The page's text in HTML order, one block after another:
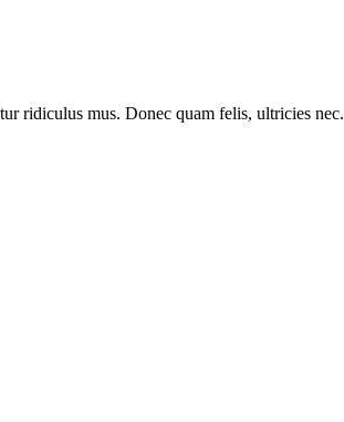
ridiculus mus. Donec quam felis, ultricies nec.